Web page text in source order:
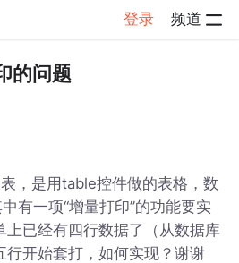
登录 频道
详情
的问题
，是用table控件做的表格，数
有一项“增量打印”的功能要实
上已经有四行数据了（从数据库
行开始套打，如何实现？谢谢